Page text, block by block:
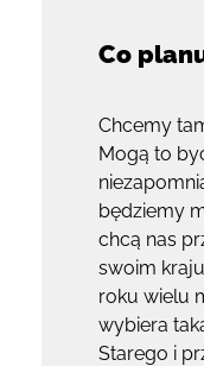
Co
Chcemy
Mogą to
będziemy
chcą nas
swoim
roku wielu
wybiera
Starego i